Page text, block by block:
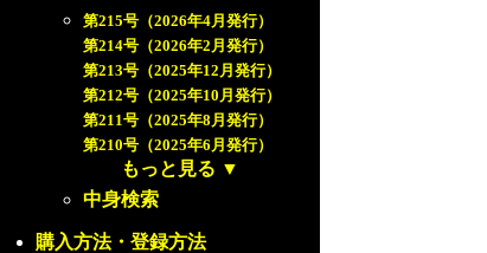
第215号（2026年4月発行）
第214号（2026年2月発行）
第213号（2025年12月発行）
第212号（2025年10月発行）
第211号（2025年8月発行）
第210号（2025年6月発行）
もっと見る ▼
中身検索
購入方法・登録方法